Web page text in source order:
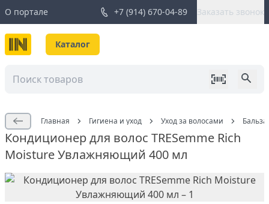
О портале +7 (914) 670-04-89 Заказать звонок
Каталог
Главная Гигиена и уход Уход за волосами
Кондиционер для волос TRESemme Rich
Moisture Увлажняющий 400 мл